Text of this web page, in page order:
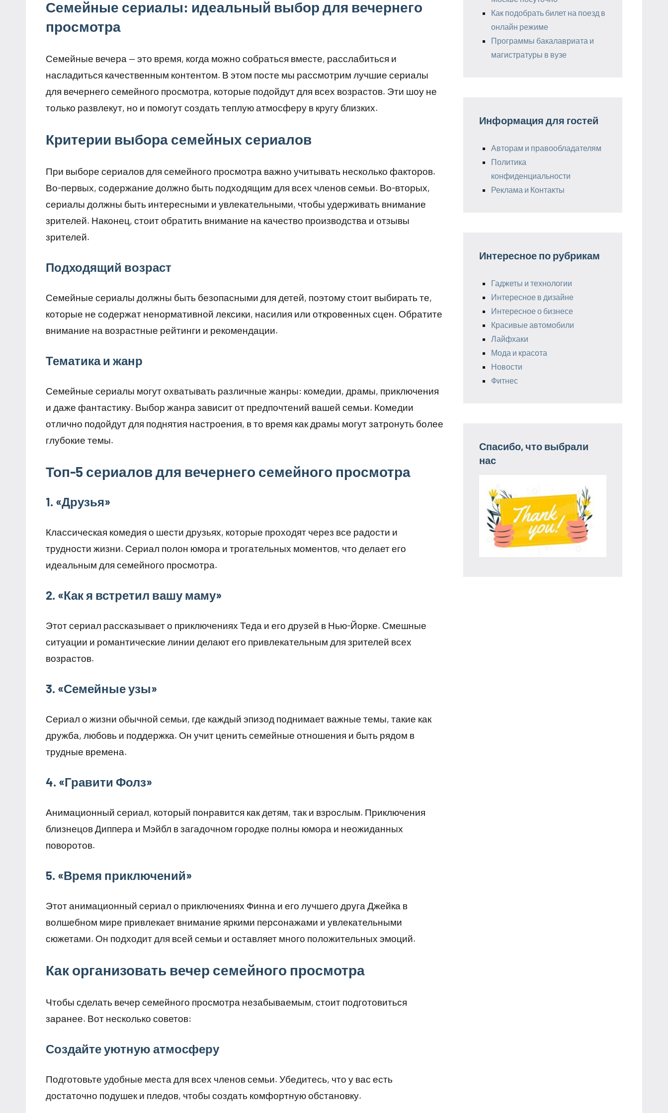
Семейные сериалы: идеальный выбор для вечернего
просмотра
Семейные вечера — это время, когда можно собраться вместе, расслабиться и
насладиться качественным контентом. В этом посте мы рассмотрим лучшие сериалы
для вечернего семейного просмотра, которые подойдут для всех возрастов. Эти шоу не
только развлекут, но и помогут создать теплую атмосферу в кругу близких.
Критерии выбора семейных сериалов
При выборе сериалов для семейного просмотра важно учитывать несколько факторов.
Во-первых, содержание должно быть подходящим для всех членов семьи. Во-вторых,
сериалы должны быть интересными и увлекательными, чтобы удерживать внимание
зрителей. Наконец, стоит обратить внимание на качество производства и отзывы
зрителей.
Подходящий возраст
Семейные сериалы должны быть безопасными для детей, поэтому стоит выбирать те,
которые не содержат ненормативной лексики, насилия или откровенных сцен. Обратите
внимание на возрастные рейтинги и рекомендации.
Тематика и жанр
Семейные сериалы могут охватывать различные жанры: комедии, драмы, приключения
и даже фантастику. Выбор жанра зависит от предпочтений вашей семьи. Комедии
отлично подойдут для поднятия настроения, в то время как драмы могут затронуть более
глубокие темы.
Топ-5 сериалов для вечернего семейного просмотра
1. «Друзья»
Классическая комедия о шести друзьях, которые проходят через все радости и
трудности жизни. Сериал полон юмора и трогательных моментов, что делает его
идеальным для семейного просмотра.
2. «Как я встретил вашу маму»
Этот сериал рассказывает о приключениях Теда и его друзей в Нью-Йорке. Смешные
ситуации и романтические линии делают его привлекательным для зрителей всех
возрастов.
3. «Семейные узы»
Сериал о жизни обычной семьи, где каждый эпизод поднимает важные темы, такие как
дружба, любовь и поддержка. Он учит ценить семейные отношения и быть рядом в
трудные времена.
4. «Гравити Фолз»
Анимационный сериал, который понравится как детям, так и взрослым. Приключения
близнецов Диппера и Мэйбл в загадочном городке полны юмора и неожиданных
поворотов.
5. «Время приключений»
Этот анимационный сериал о приключениях Финна и его лучшего друга Джейка в
волшебном мире привлекает внимание яркими персонажами и увлекательными
сюжетами. Он подходит для всей семьи и оставляет много положительных эмоций.
Как организовать вечер семейного просмотра
Чтобы сделать вечер семейного просмотра незабываемым, стоит подготовиться
заранее. Вот несколько советов:
Создайте уютную атмосферу
Подготовьте удобные места для всех членов семьи. Убедитесь, что у вас есть
достаточно подушек и пледов, чтобы создать комфортную обстановку.
Как подобрать билет на поезд в
онлайн режиме
Программы бакалавриата и
магистратуры в вузе
Информация для гостей
Авторам и правообладателям
Политика
конфиденциальности
Реклама и Контакты
Интересное по рубрикам
Гаджеты и технологии
Интересное в дизайне
Интересное о бизнесе
Красивые автомобили
Лайфхаки
Мода и красота
Новости
Фитнес
Спасибо, что выбрали
нас